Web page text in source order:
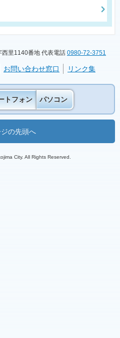
里1140番地 代表電話 0980-72-3751
お問い合わせ窓口 リンク集
トフォン パソコン
の先頭へ
City. All Rights Reserved.